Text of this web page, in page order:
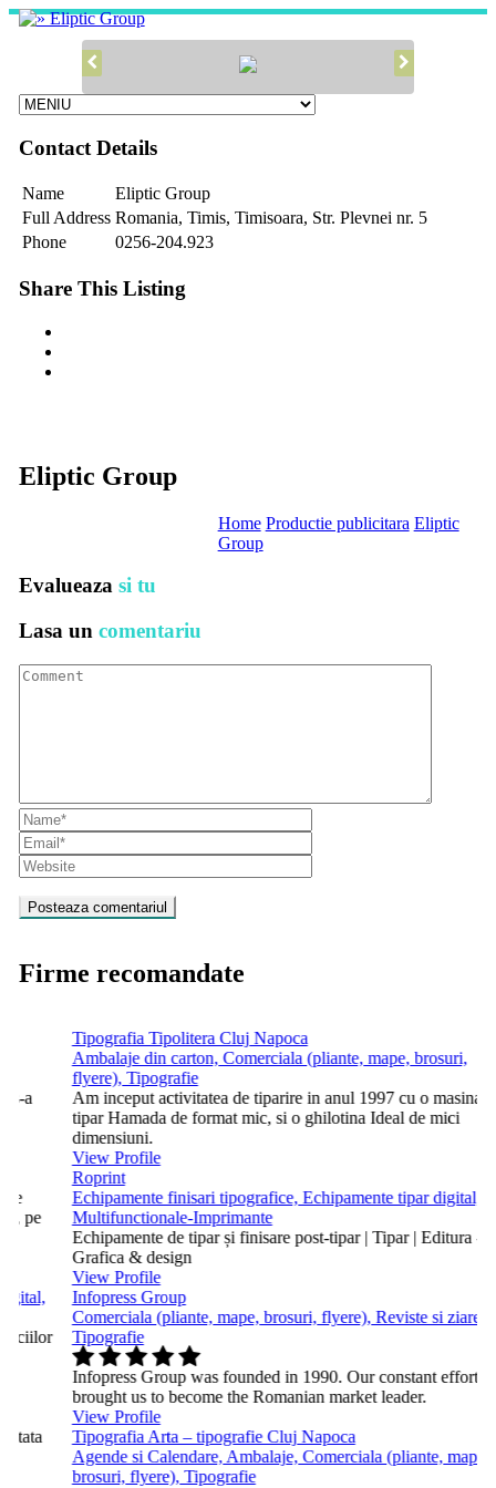
Contact Details
Name
Eliptic Group
Full Address Romania, Timis, Timisoara, Str. Plevnei nr. 5
Phone
0256-204.923
Share This Listing
Eliptic Group
Home Productie publicitara Eliptic
Group
Evalueaza si tu
Lasa un comentariu
Firme recomandate
s-a
pe
pe
Tipografia Tipolitera Cluj Napoca
Ambalaje din carton, Comerciala (pliante, mape, brosuri,
flyere), Tipografie
Am inceput activitatea de tiparire in anul 1997 cu o masina
tipar Hamada de format mic, si o ghilotina Ideal de mici
dimensiuni.
View Profile
Roprint
Echipamente finisari tipografice, Echipamente tipar digital,
Multifunctionale-Imprimante
Echipamente de tipar și finisare post-tipar | Tipar | Editura -
Grafica & design
View Profile
Infopress Group
Comerciala (pliante, mape, brosuri, flyere), Reviste si ziare,
Tipografie
Infopress Group was founded in 1990. Our constant efforts
brought us to become the Romanian market leader.
View Profile
Tipografia Arta – tipografie Cluj Napoca
Agende si Calendare, Ambalaje, Comerciala (pliante, mape,
brosuri, flyere), Tipografie